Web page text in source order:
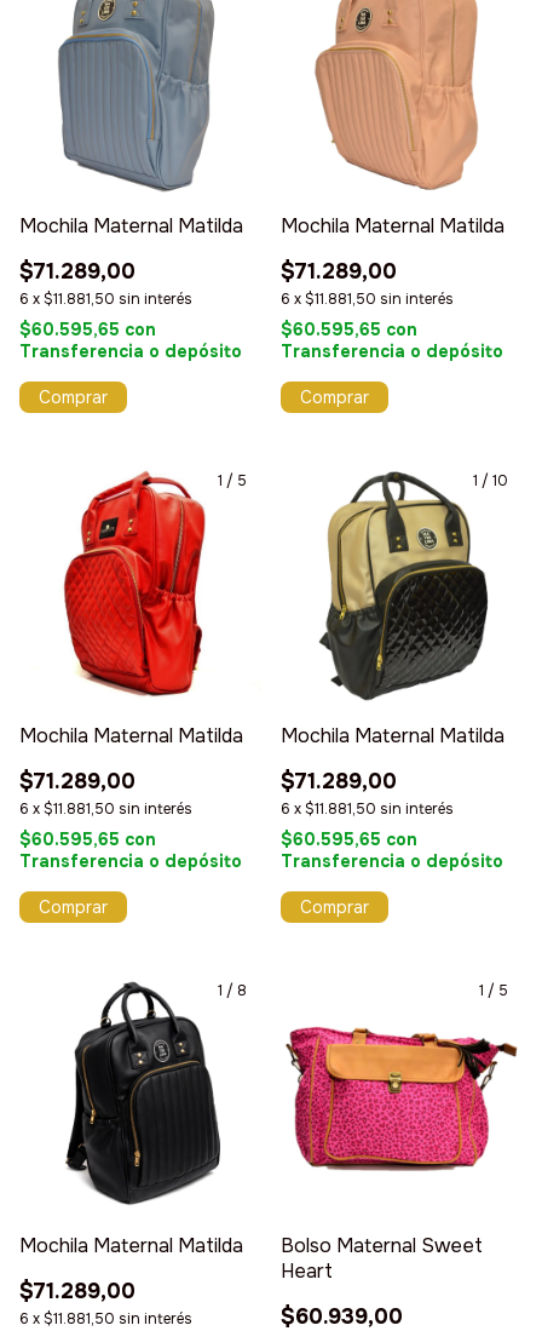
Mochila Maternal Matilda
$71.289,00
6 x$11.881,50 sin interés
$60.595,65 con
Transferencia o depósito
Comprar
Mochila Maternal Matilda
$71.289,00
6 x$11.881,50 sin interés
$60.595,65 con
Transferencia o depósito
Comprar
1 / 5
Mochila Maternal Matilda
$71.289,00
6 x$11.881,50 sin interés
$60.595,65 con
Transferencia o depósito
Comprar
1 / 10
Mochila Maternal Matilda
$71.289,00
6 x$11.881,50 sin interés
$60.595,65 con
Transferencia o depósito
Comprar
1 / 8
Mochila Maternal Matilda
$71.289,00
6 x$11.881,50 sin interés
1 / 5
Bolso Maternal Sweet
Heart
$60.939,00